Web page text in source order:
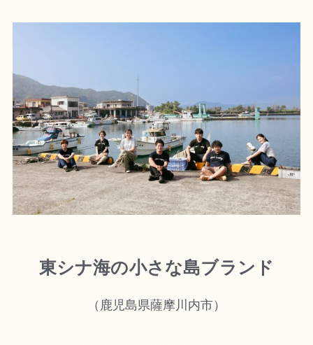
東シナ海の小さな島ブランド
（鹿児島県薩摩川内市）